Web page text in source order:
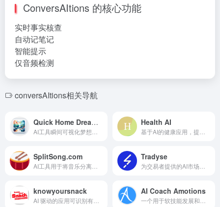
ConversAItions 的核心功能
实时事实核查
自动记笔记
智能提示
仅音频检测
conversAItions相关导航
Quick Home Dreamviz Health AI
SplitSong.com Tradyse
knowyoursnack AI Coach Amotions